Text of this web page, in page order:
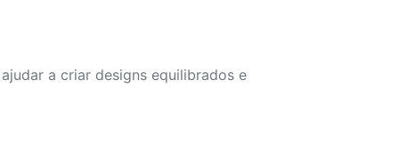
a criar designs equilibrados e